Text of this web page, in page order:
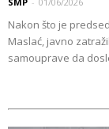
Nakon što je
Maslać, javno
samouprave da